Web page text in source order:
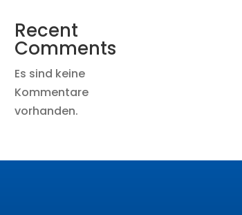
Recent
Comments
Es sind keine
Kommentare
vorhanden.